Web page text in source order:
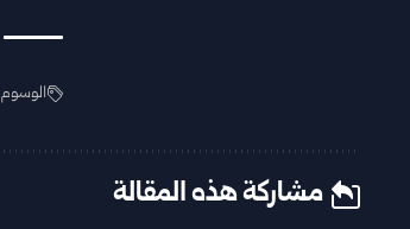
مشاركة هذه المقالة